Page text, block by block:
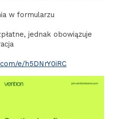
w formularzu
jednak obowiązuje
e/h5DNrY0iRC